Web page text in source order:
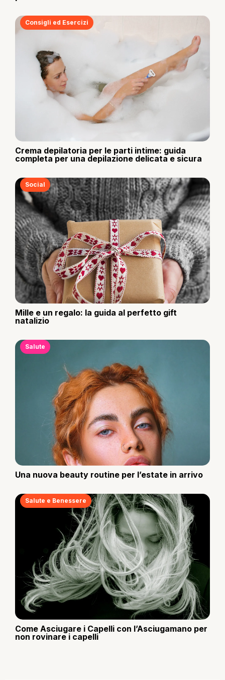
Consigli ed Esercizi
Crema depilatoria per le parti intime: guida
completa per una depilazione delicata e sicura
Social
Mille e un regalo: la guida al perfetto gift
natalizio
Salute
Una nuova beauty routine per l’estate in arrivo
Salute e Benessere
Come Asciugare i Capelli con l’Asciugamano per
non rovinare i capelli